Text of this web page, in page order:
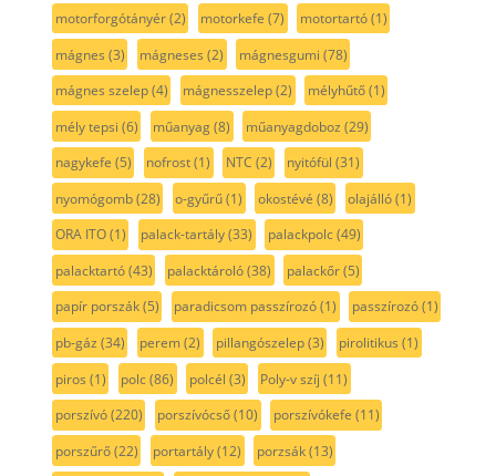
motorforgótányér(2) motorkefe (7) motortartó(1)
mágnes (3) mágneses (2) mágnesgumi (78)
mágnes szelep(4) mágnesszelep(2) mélyhűtő(1)
mély tepsi (6) műanyag(8) műanyagdoboz (29)
nagykefe (5) nofrost(1) NTC (2) nyitófül (31)
nyomógomb(28) o-gyűrű(1) okostévé (8) olajálló(1)
ORA ITO(1) palack-tartály(33) palackpolc(49)
palacktartó(43) palacktároló(38) palackőr(5)
papír porszák(5) paradicsom passzírozó(1) passzírozó(1)
pb-gáz (34) perem(2) pillangószelep(3) pirolitikus (1)
piros (1) polc(86) polcél (3) Poly-v szíj (11)
porszívó(220) porszívócső(10) porszívókefe (11)
porszűrő(22) portartály(12) porzsák(13)